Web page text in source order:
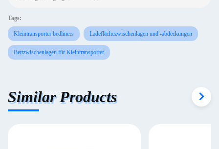
Tags:
Kleintransporter bedliners Ladeflächezwischenlagen und -abdeckungen
Bettzwischenlagen für Kleintransporter
Similar Products